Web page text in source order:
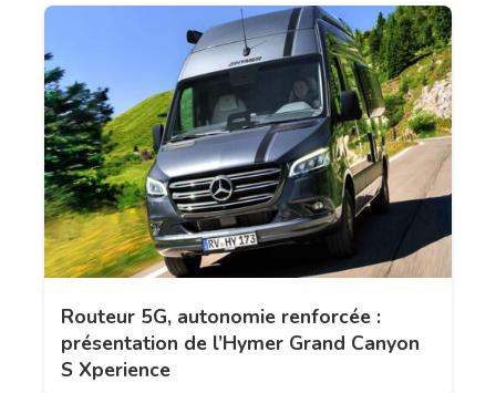
Routeur 5G, autonomie renforcée :
présentation de l’Hymer Grand Canyon
S Xperience